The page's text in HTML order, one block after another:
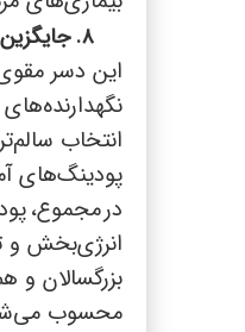
۸. جایگزین سالم برای دسرهای صنعتی
این دسر
انتخاب
پودینگ‌های
درمجموع،
انرژی‌بخش و
بزرگسالان و
محسوب